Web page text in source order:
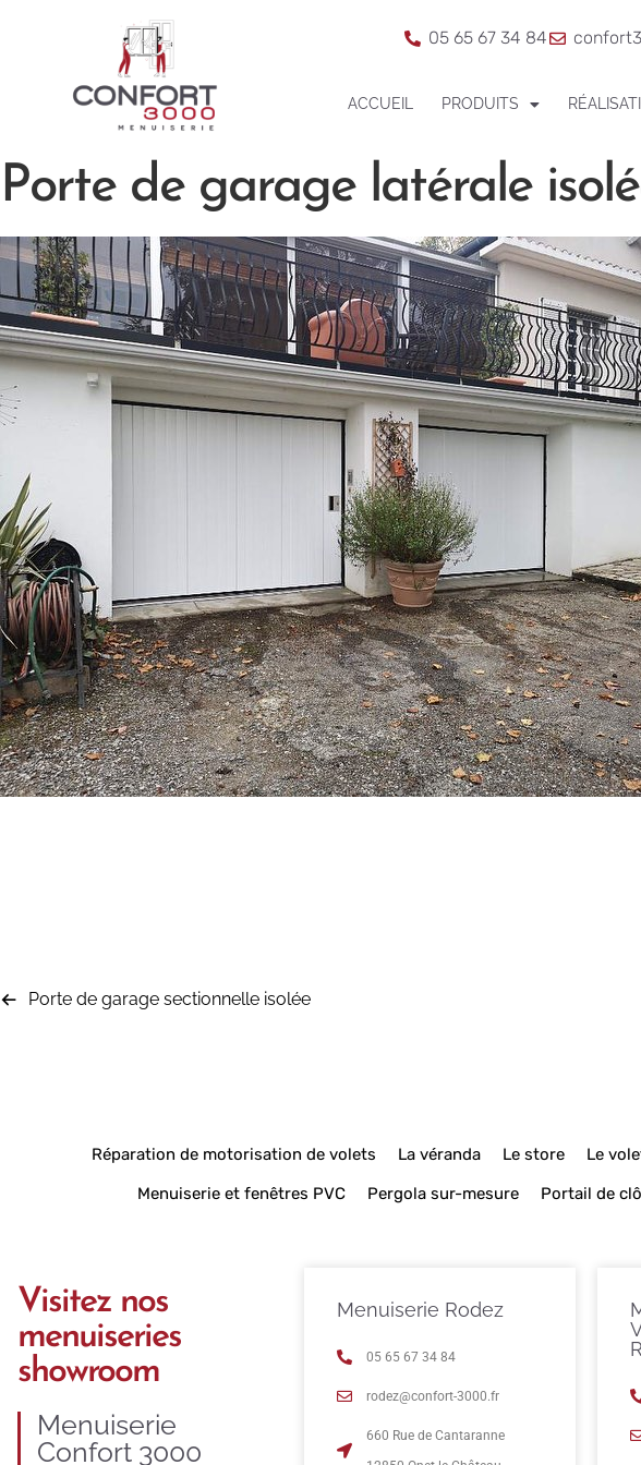
05 65 67 34 84
ACCUEIL PRODUITS
Porte de garage latérale
Porte de garage sectionnelle isolée
Réparation de motorisation de volets La véranda Le store Le
Menuiserie et fenêtres PVC
Pergola sur-mesure Portail de
Visitez nos
menuiseries
showroom
Menuiserie
Confort 3000
Menuiserie Rodez
05 65 67 34 84
rodez@confort-3000.fr
660 Rue de Cantaranne